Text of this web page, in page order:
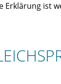
Erklärung ist